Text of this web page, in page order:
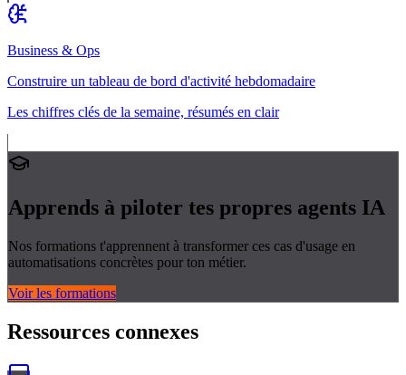
Business & Ops
Construire un tableau de bord d'activité hebdomadaire
Les chiffres clés de la semaine, résumés en clair
Apprends à piloter tes propres agents IA
Nos formations t'apprennent à transformer ces cas d'usage en
automatisations concrètes pour ton métier.
Voir les formations
Ressources connexes